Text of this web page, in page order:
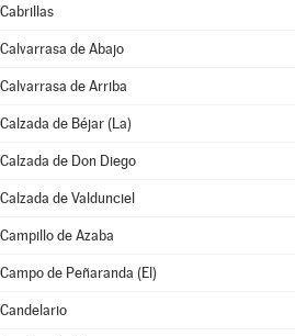
Cabrillas
Calvarrasa de Abajo
Calvarrasa de Arriba
Calzada de Béjar (La)
Calzada de Don Diego
Calzada de Valdunciel
Campillo de Azaba
Campo de Peñaranda (El)
Candelario